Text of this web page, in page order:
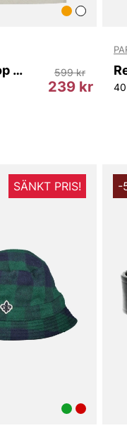
Madeline Top 2679
239 kr
599 kr
40
SÄNKT PRIS! -